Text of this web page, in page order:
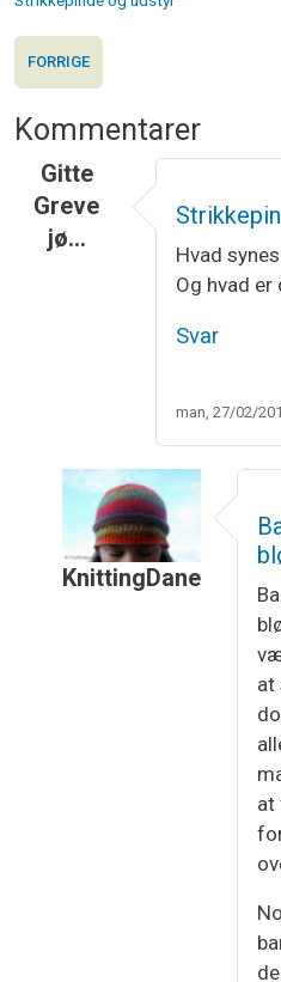
FORRIGE
Kommentarer
Gitte
Greve
jø…
Hvad
Og hvad er
Svar
man, 27/02/
KnittingDane
at
at